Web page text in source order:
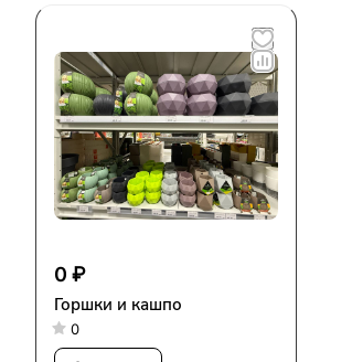
0 ₽
Горшки и кашпо
0